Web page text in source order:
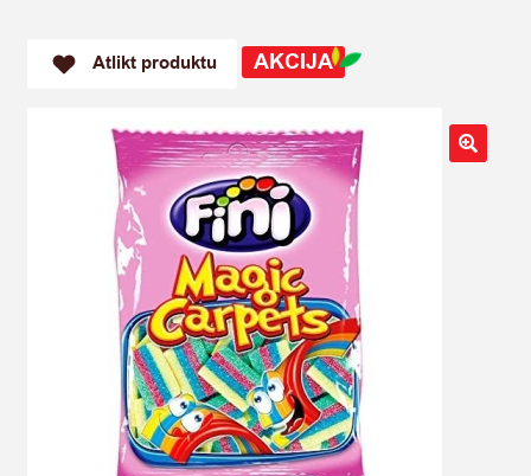
Atlikt produktu AKCIJA